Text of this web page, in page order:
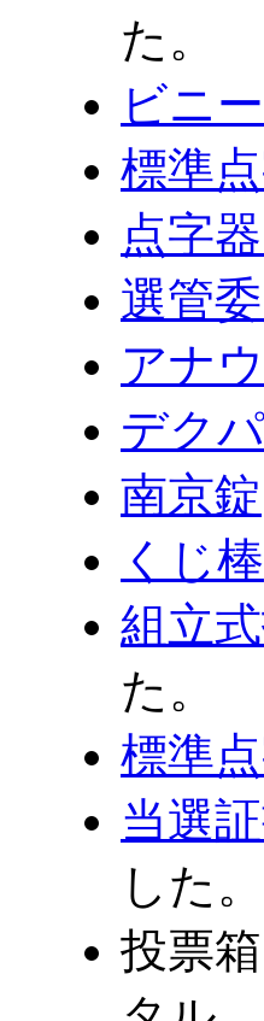
た。
ビニ
標準
点字
選管
アナ
デク
南京錠
くじ棒
組立
た。
標準
当選
した。
投票